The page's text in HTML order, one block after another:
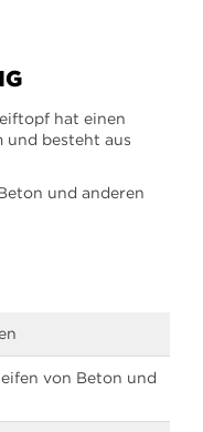
hat einen
und besteht aus
und anderen
von Beton und